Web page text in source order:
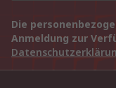
Die
Anmeldung zur